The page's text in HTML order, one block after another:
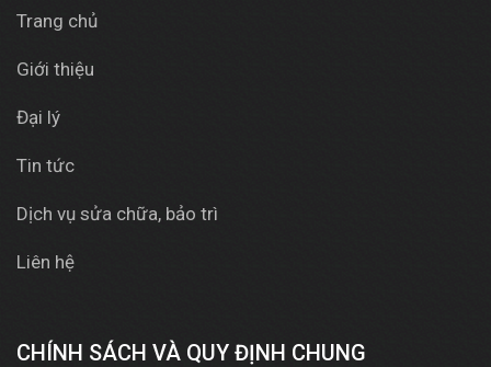
Trang chủ
Giới thiệu
Đại lý
Tin tức
Dịch vụ sửa chữa, bảo trì
Liên hệ
CHÍNH SÁCH VÀ QUY ĐỊNH CHUNG